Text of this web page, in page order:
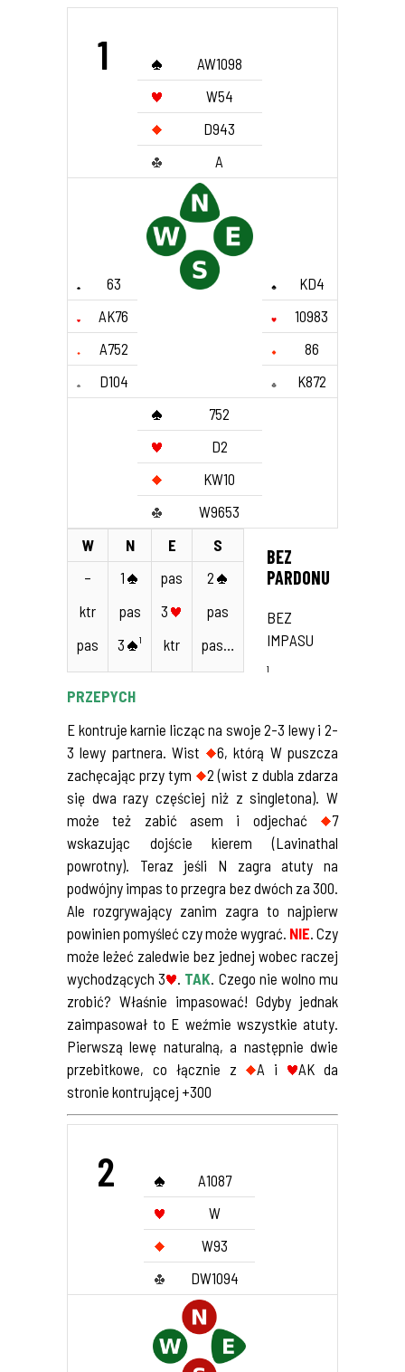
1
AW1098
W54
D943
A
63
KD4
AK76
10983
A752
86
D104
K872
752
D2
KW10
W9653
W
N E
S
–
ktr
pas
1
pas
3
¹
pas
3
ktr
2
pas
pas…
BEZ
PARDONU
BEZ
IMPASU
¹
PRZEPYCH
E kontruje karnie licząc na swoje 2-3 lewy i 2-
3 lewy partnera. Wist
6, którą W puszcza
zachęcając przy tym
2 (wist z dubla zdarza
się dwa razy częściej niż z singletona). W
może też zabić asem i odjechać
7
wskazując dojście kierem (Lavinathal
powrotny). Teraz jeśli N zagra atuty na
podwójny impas to przegra bez dwóch za 300.
Ale rozgrywający zanim zagra to najpierw
powinien pomyśleć czy może wygrać. NIE. Czy
może leżeć zaledwie bez jednej wobec raczej
wychodzących 3
. TAK. Czego nie wolno mu
zrobić? Właśnie impasować! Gdyby jednak
zaimpasował to E weźmie wszystkie atuty.
Pierwszą lewę naturalną, a następnie dwie
przebitkowe, co łącznie z
A i
AK da
stronie kontrującej +300
2
A1087
W
W93
DW1094